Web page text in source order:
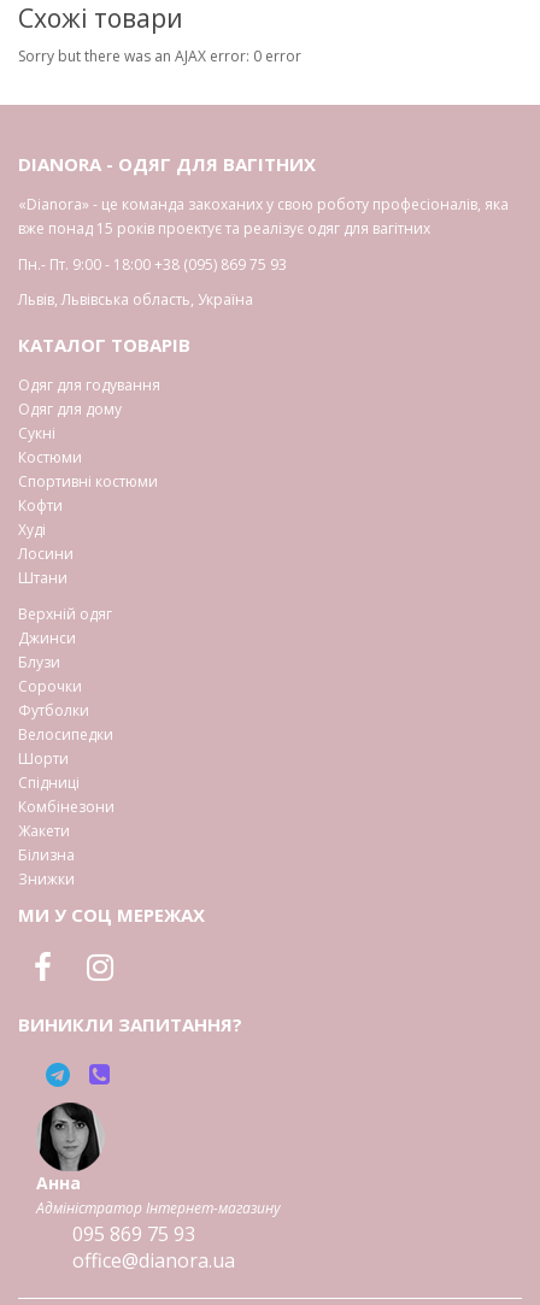
Схожі товари
Sorry but there was an AJAX error: 0 error
DIANORA - ОДЯГ ДЛЯ ВАГІТНИХ
«Dianora» - це команда закоханих у свою роботу професіоналів, яка
вже понад 15 років проектує та реалізує одяг для вагітних
Пн.- Пт. 9:00 - 18:00+38 (095) 869 75 93
Львів,Львівська область, Україна
КАТАЛОГ ТОВАРІВ
Одяг для годування
Одяг для дому
Сукні
Костюми
Спортивні костюми
Кофти
Худі
Лосини
Штани
Верхній одяг
Джинси
Блузи
Сорочки
Футболки
Велосипедки
Шорти
Спідниці
Комбінезони
Жакети
Білизна
Знижки
МИ У СОЦ МЕРЕЖАХ
ВИНИКЛИ ЗАПИТАННЯ?
Анна
Адміністратор Інтернет-магазину
095 869 75 93
office@dianora.ua